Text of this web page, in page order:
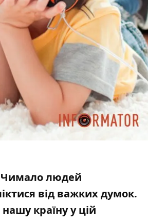
Чимало людей
від важких думок.
країну у цій